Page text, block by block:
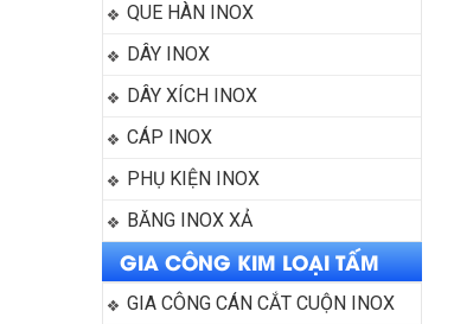
QUE HÀN INOX
DÂY INOX
DÂY XÍCH INOX
CÁP INOX
PHỤ KIỆN INOX
BĂNG INOX XẢ
GIA CÔNG KIM LOẠI TẤM
GIA CÔNG CÁN CẮT CUỘN INOX